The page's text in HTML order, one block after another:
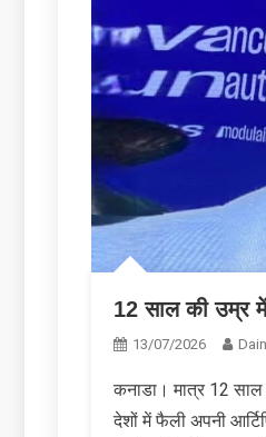
12 साल की उम्र
13/07/2026
कनाडा। मात्र 12 साल
देशों में फैली अपनी